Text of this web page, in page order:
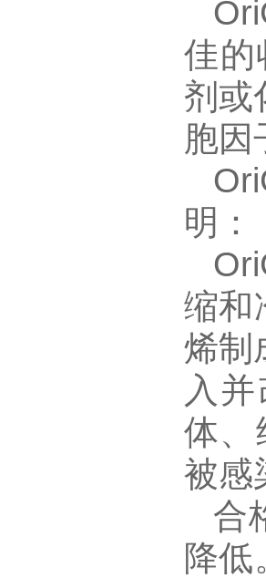
佳的
剂或
胞因
明：
缩和
烯
入
体、
被感
合
降